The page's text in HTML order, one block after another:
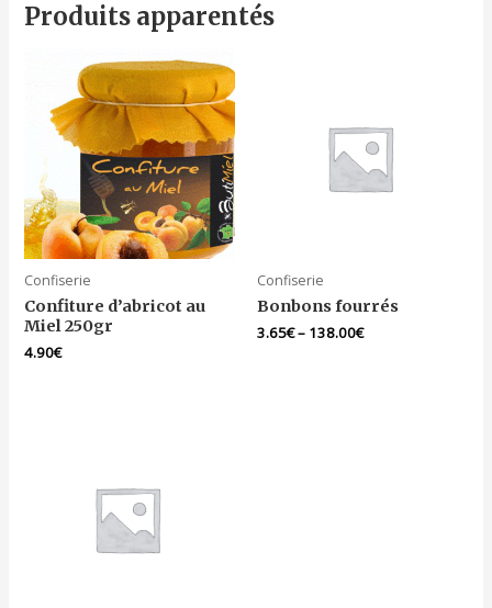
Produits apparentés
Confiserie
Confiture d’abricot au
Miel 250gr
4.90€
Confiserie
Bonbons fourrés
3.65€– 138.00€